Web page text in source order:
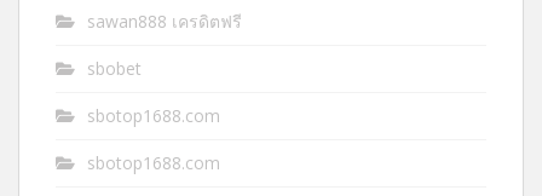
sawan888 เครดิตฟรี
sbobet
sbotop1688.com
sbotop1688.com